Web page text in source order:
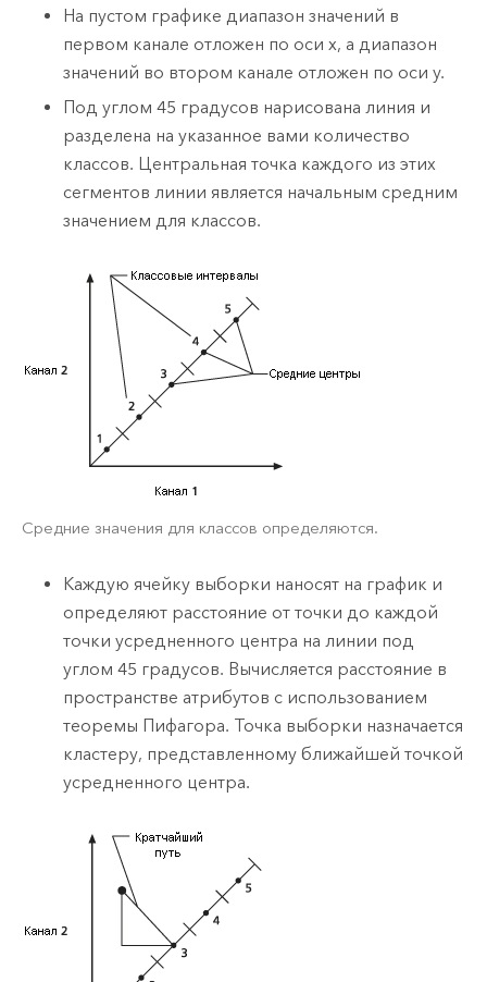
На пустом графике диапазон значений в
первом канале отложен по оси x, а диапазон
значений во втором канале отложен по оси y.
Под углом 45 градусов нарисована линия и
разделена на указанное вами количество
классов. Центральная точка каждого из этих
сегментов линии является начальным средним
значением для классов.
Средние значения для классов определяются.
Каждую ячейку выборки наносят на график и
определяют расстояние от точки до каждой
точки усредненного центра на линии под
углом 45 градусов. Вычисляется расстояние в
пространстве атрибутов с использованием
теоремы Пифагора. Точка выборки назначается
кластеру, представленному ближайшей точкой
усредненного центра.